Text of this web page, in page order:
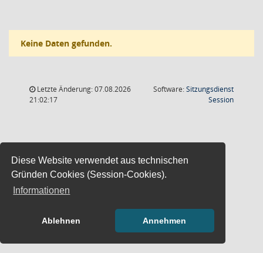
Diese Website verwendet aus technischen
Gründen Cookies (Session-Cookies).
Informationen
Ablehnen Annehmen
Keine Daten gefunden.
Letzte Änderung: 07.08.2026
21:02:17
Software:Sitzungsdienst
Session(Wird in